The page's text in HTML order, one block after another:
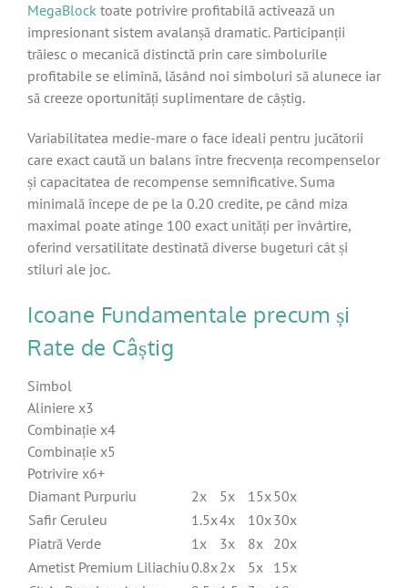
MegaBlock toate potrivire profitabilă activează un
impresionant sistem avalanșă dramatic. Participanții
trăiesc o mecanică distinctă prin care simbolurile
profitabile se elimină, lăsând noi simboluri să alunece iar
să creeze oportunități suplimentare de câștig.
Variabilitatea medie-mare o face ideali pentru jucătorii
care exact caută un balans între frecvența recompenselor
și capacitatea de recompense semnificative. Suma
minimală începe de pe la 0.20 credite, pe când miza
maximal poate atinge 100 exact unități per învârtire,
oferind versatilitate destinată diverse bugeturi cât și
stiluri ale joc.
Icoane Fundamentale precum și
Rate de Câștig
Simbol
Aliniere x3
Combinație x4
Combinație x5
Potrivire x6+
Diamant Purpuriu
2x 5x 15x50x
Safir Ceruleu
1.5x4x 10x30x
Piatră Verde
1x 3x 8x 20x
Ametist Premium Liliachiu0.8x2x 5x 15x